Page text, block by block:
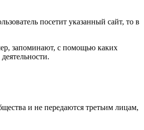
посетит указанный сайт, то в
запоминают, с помощью каких
и не передаются третьим лицам,